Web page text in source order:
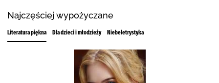
Najczęściej wypożyczane
Literatura piękna Dla dzieci i młodzieży Niebeletrystyka